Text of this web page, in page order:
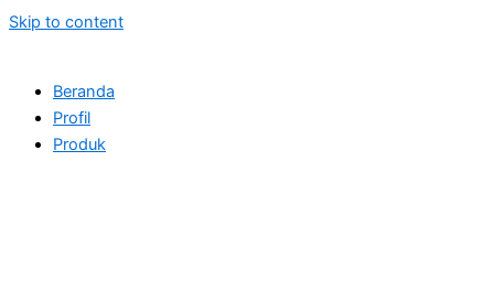
Skip to content
Beranda
Profil
Produk